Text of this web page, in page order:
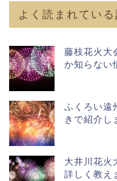
よく読まれてい
藤枝花火大
か知らない
ふくろい遠
きで紹介し
大井川花火
詳しく教え